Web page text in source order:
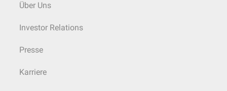
Über Uns
Investor Relations
Presse
Karriere